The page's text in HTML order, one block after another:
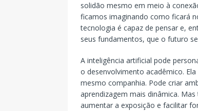
solidão mesmo em meio à
ficamos imaginando como ficará
tecnologia é capaz de pensar e,
seus fundamentos, que o futuro
A inteligência artificial pode
o desenvolvimento acadêmico.
mesmo companhia. Pode criar
aprendizagem mais dinâmica.
aumentar a exposição e facilitar